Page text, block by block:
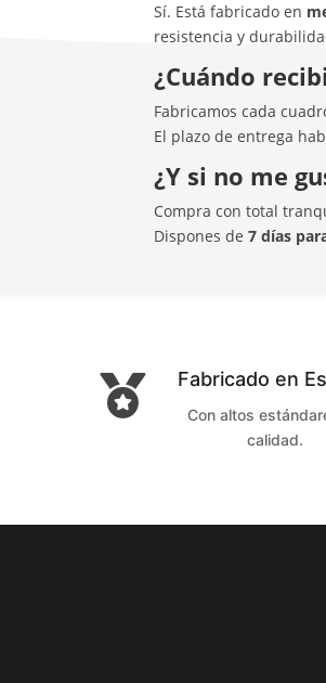
Sí. Está fabricado en
resistencia y
¿Cuándo
Fabricamos cada
El plazo de entrega
¿Y si no me
Compra con total
Dispones de7 días
 Fabricado en
Con altos
calidad.